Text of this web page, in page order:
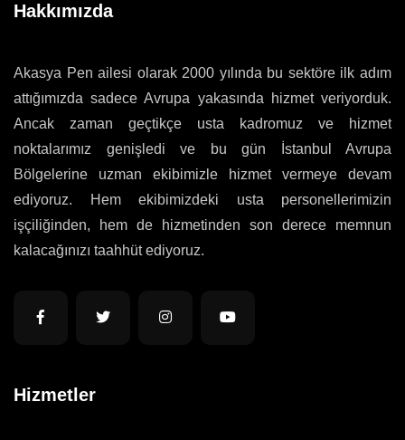
Hakkımızda
Akasya Pen ailesi olarak 2000 yılında bu sektöre ilk adım
attığımızda sadece Avrupa yakasında hizmet veriyorduk.
Ancak zaman geçtikçe usta kadromuz ve hizmet
noktalarımız genişledi ve bu gün İstanbul Avrupa
Bölgelerine uzman ekibimizle hizmet vermeye devam
ediyoruz. Hem ekibimizdeki usta personellerimizin
işçiliğinden, hem de hizmetinden son derece memnun
kalacağınızı taahhüt ediyoruz.
Hizmetler